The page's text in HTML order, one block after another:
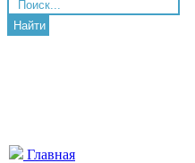
Найти
Главная